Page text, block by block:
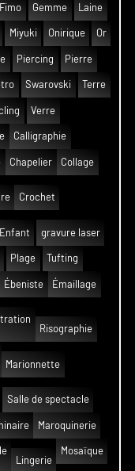
Fimo Gemme Laine
Miyuki Onirique Or
Piercing Pierre
Swarovski Terre
Verre
Calligraphie
Chapelier Collage
Crochet
Enfant gravure laser
Plage Tufting
Ébeniste Émaillage
Risographie
Marionnette
Salle de spectacle
Maroquinerie
Lingerie
Mosaïque